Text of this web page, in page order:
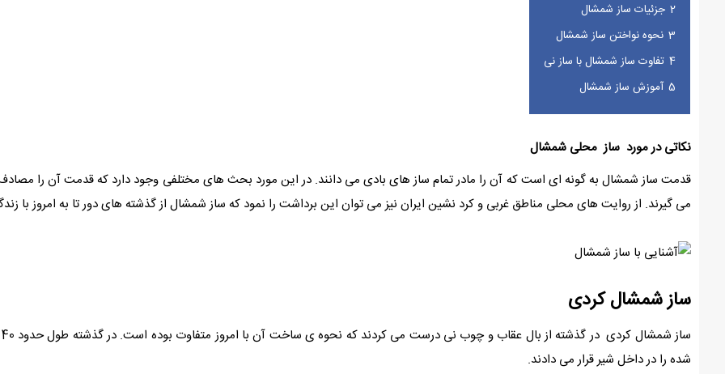
2 جزئیات ساز شمشال
3 نحوه نواختن ساز شمشال
4 تفاوت ساز شمشال با ساز نی
5 آموزش ساز شمشال
نکاتی در مورد ساز محلی شمشال
می گیرند. از روایت های محلی مناطق غربی و کرد نشین ایران نیز می توان این برداشت را نمود که ساز شمشال از گذشته های دور تا به امروز
ساز شمشال کردی
شده را در داخل شیر قرار می دادند.